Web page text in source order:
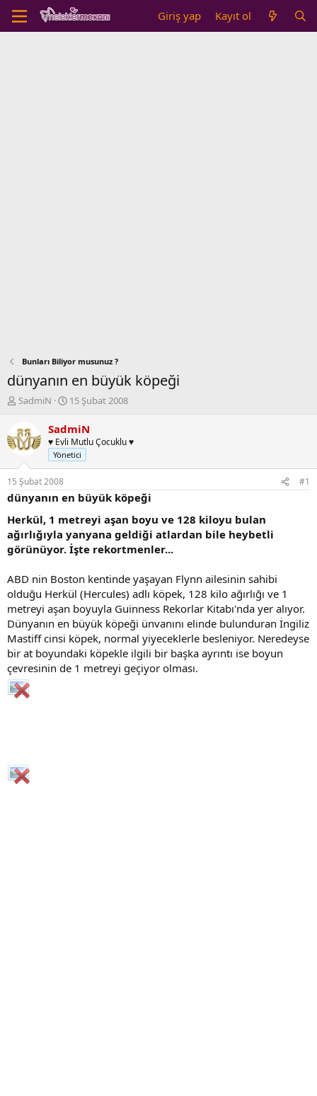
Giriş yap Kayıt ol
Bunları Biliyor musunuz ?
dünyanın en büyük köpeği
K
n
b
u
y
u
b
a
l
a
t
n
SadmiN
B
ş
a
n
ı
ç
a
r
i
i
15 Şubat 2008
SadmiN
♥ Evli Mutlu Çocuklu ♥
Yönetici
15 Şubat 2008 #1
dünyanın en büyük köpeği
Herkül, 1 metreyi aşan boyu ve 128 kiloyu bulan
ağırlığıyla yanyana geldiği atlardan bile heybetli
görünüyor. İşte rekortmenler...
ABD nin Boston kentinde yaşayan Flynn ailesinin sahibi
olduğu Herkül (Hercules) adlı köpek, 128 kilo ağırlığı ve 1
metreyi aşan boyuyla Guinness Rekorlar Kitabı'nda yer alıyor.
Dünyanın en büyük köpeği ünvanını elinde bulunduran İngiliz
Mastiff cinsi köpek, normal yiyeceklerle besleniyor. Neredeyse
bir at boyundaki köpekle ilgili bir başka ayrıntı ise boyun
çevresinin de 1 metreyi geçiyor olması.